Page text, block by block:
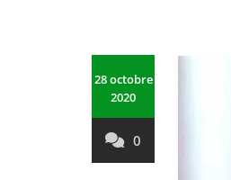
28 octobre
2020
0